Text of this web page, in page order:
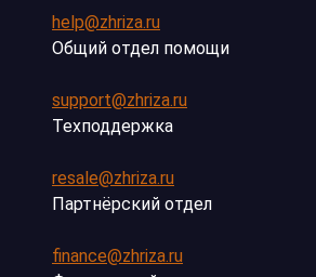
help@zhriza.ru
Общий отдел помощи
support@zhriza.ru
Техподдержка
resale@zhriza.ru
Партнёрский отдел
finance@zhriza.ru